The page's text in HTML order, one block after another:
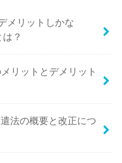
メリットしかな
？
リットとデメリット
法の概要と改正につ